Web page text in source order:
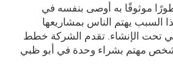
موثوقًا به أوصى بنفسه في
السبب يهتم الناس بمشاريعها
تحت الإنشاء. تقدم الشركة خطط
شخص مهتم بشراء وحدة في أبو ظبي